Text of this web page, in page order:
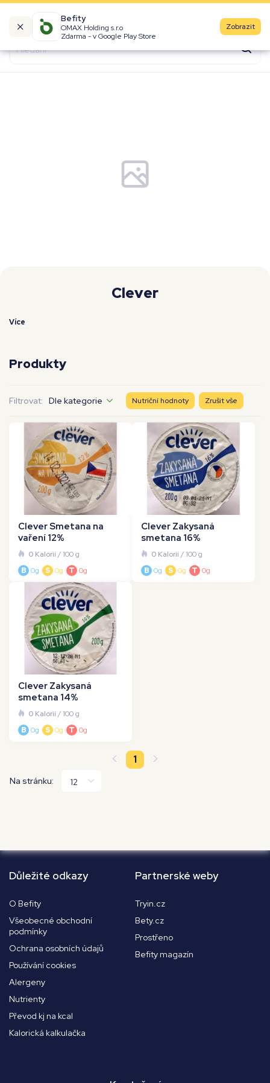
Befity
OMAX Holding s.r.o
Zdarma - v Google Play Store
Zobrazit
Kalorické tabulky
Clever
Více
Produkty
Filtrovat: Dle kategorie Nutriční hodnoty Zrušit vše
Clever Smetana na
vaření 12%
0 Kalorií/ 100 g
B 0g S 0g T 0g
Clever Zakysaná
smetana 16%
0 Kalorií/ 100 g
B 0g S 0g T 0g
Clever Zakysaná
smetana 14%
0 Kalorií/ 100 g
B 0g S 0g T 0g
1
Na stránku:
Důležité odkazy
O Befity
Všeobecné obchodní
podmínky
Ochrana osobních údajů
Používání cookies
Alergeny
Nutrienty
Převod kj na kcal
Kalorická kalkulačka
Partnerské weby
Tryin.cz
Bety.cz
Prostřeno
Befity magazín